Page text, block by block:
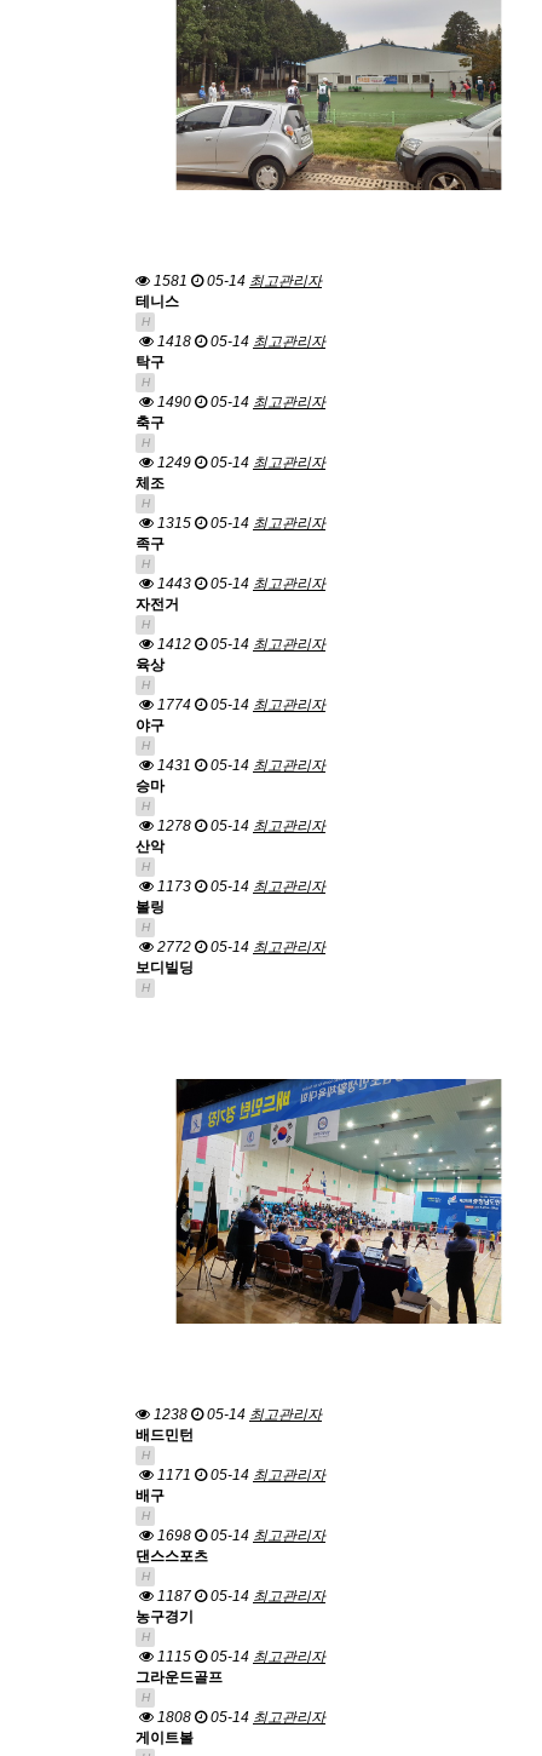
1581 05-14 최고관리자
테니스
H
1418 05-14 최고관리자
탁구
H
1490 05-14 최고관리자
축구
H
1249 05-14 최고관리자
체조
H
1315 05-14 최고관리자
족구
H
1443 05-14 최고관리자
자전거
H
1412 05-14 최고관리자
육상
H
1774 05-14 최고관리자
야구
H
1431 05-14 최고관리자
승마
H
1278 05-14 최고관리자
산악
H
1173 05-14 최고관리자
볼링
H
2772 05-14 최고관리자
보디빌딩
H
1238 05-14 최고관리자
배드민턴
H
1171 05-14 최고관리자
배구
H
1698 05-14 최고관리자
댄스스포츠
H
1187 05-14 최고관리자
농구경기
H
1115 05-14 최고관리자
그라운드골프
H
1808 05-14 최고관리자
게이트볼